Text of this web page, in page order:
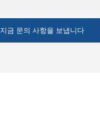
지금 문의 사항을 보냅니다